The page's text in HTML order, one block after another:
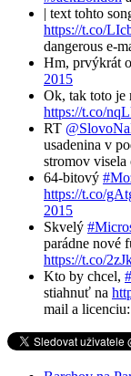
| text tohto
https://t.co/
dangerous e-
Hm, prvýkrát
2015
Ok, tak toto je
https://t.co/
RT
usadenina v
stromov visela
64-bitový
https://t.co/
2015
Skvelý
parádne nové
https://t.co/
Kto by chcel,
stiahnuť na
mail a